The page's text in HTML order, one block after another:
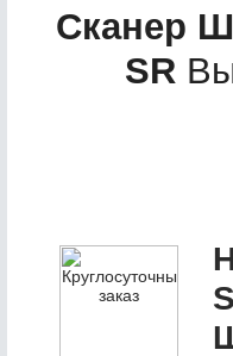
Сканер
SR